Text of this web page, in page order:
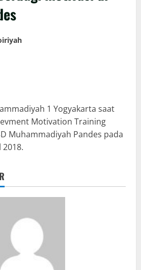
1 Yogyakarta saat
Motivation Training
Muhammadiyah Pandes pada